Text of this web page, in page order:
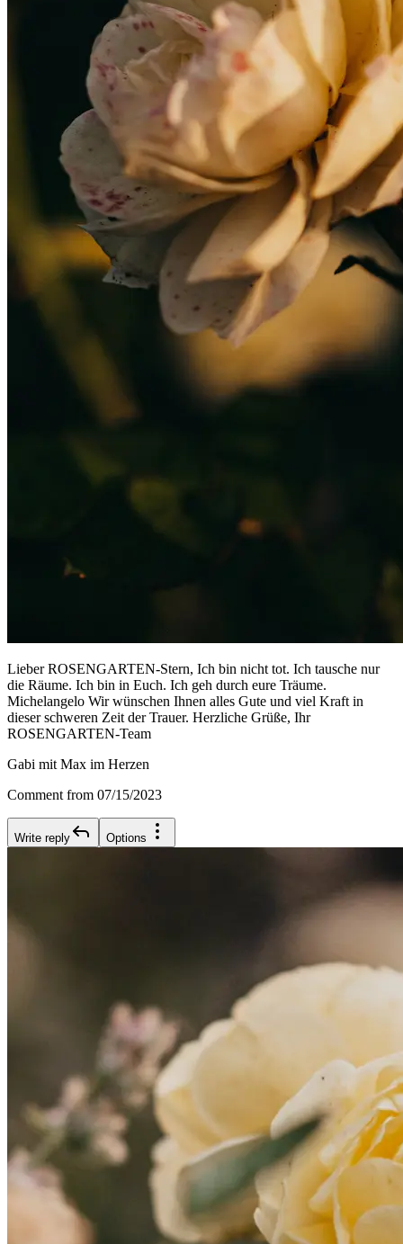
Lieber ROSENGARTEN-Stern, Ich bin nicht tot. Ich tausche nur
die Räume. Ich bin in Euch. Ich geh durch eure Träume.
Michelangelo Wir wünschen Ihnen alles Gute und viel Kraft in
dieser schweren Zeit der Trauer. Herzliche Grüße, Ihr
ROSENGARTEN-Team
Gabi mit Max im Herzen
Comment from 07/15/2023
Write reply Options